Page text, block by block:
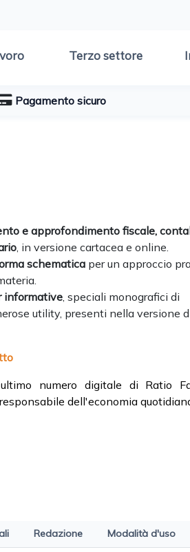
Terzo settore
Pagamento sicuro
e approfondimento fiscale,
, in versione cartacea e online.
schematica per un approccio
informative , speciali monografici di
utility, presenti nella versione
numero digitale di Ratio
dell'economia
Redazione Modalità d'uso